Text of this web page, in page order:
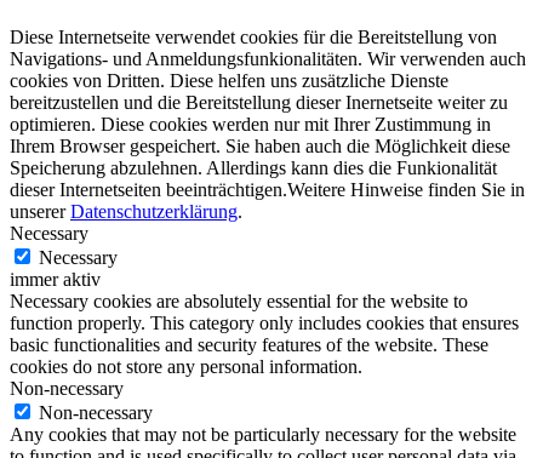
Diese Internetseite verwendet cookies für die Bereitstellung von
Navigations- und Anmeldungsfunkionalitäten. Wir verwenden auch
cookies von Dritten. Diese helfen uns zusätzliche Dienste
bereitzustellen und die Bereitstellung dieser Inernetseite weiter zu
optimieren. Diese cookies werden nur mit Ihrer Zustimmung in
Ihrem Browser gespeichert. Sie haben auch die Möglichkeit diese
Speicherung abzulehnen. Allerdings kann dies die Funkionalität
dieser Internetseiten beeinträchtigen.Weitere Hinweise finden Sie in
unsererDatenschutzerklärung.
Necessary
Necessary
immer aktiv
Necessary cookies are absolutely essential for the website to
function properly. This category only includes cookies that ensures
basic functionalities and security features of the website. These
cookies do not store any personal information.
Non-necessary
Non-necessary
Any cookies that may not be particularly necessary for the website